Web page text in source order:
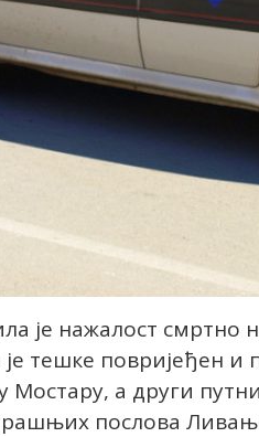
је нажалост смртно
тешке повријеђен и
Мостару, а други
послова